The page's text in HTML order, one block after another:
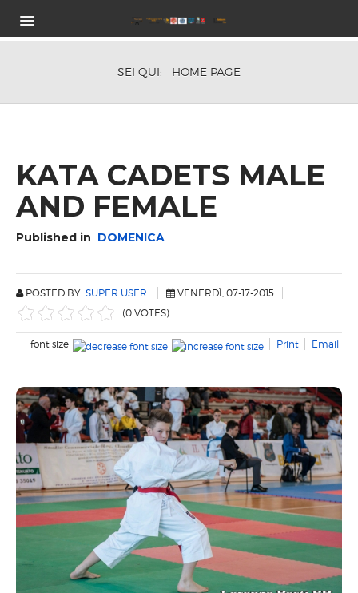
PROGRAMMA GARA
HOTEL
ISCRIZIONE
SPONSOR
RISULTATI ON-LINE
EDIZIONI PRECEDENTI
2017 FOLLONICA
2015 FOLLONICA
2014 FIRENZE
2013 LIVORNO
2012 FIRENZE
ABOUT US
COMITATO ORGANIZZATORE
CONTATTACI
SEI QUI: HOME PAGE
KATA CADETS MALE
AND FEMALE
Published in DOMENICA
POSTED BY SUPER USER
VENERDÌ, 07-17-2015
(0 VOTES)
font size Print Email